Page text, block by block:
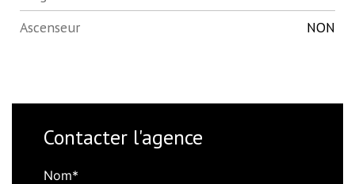
Ascenseur
NON
Contacter l'agence
Nom*